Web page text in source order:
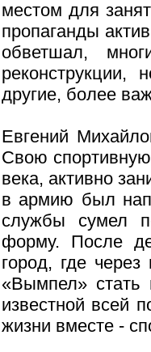
местом для
пропаганды
обветшал,
реконструкции,
другие, более
Евгений
Свою
века, активно
в армию был
службы сумел
форму. После
город, где
«Вымпел»
известной всей
жизни вместе -